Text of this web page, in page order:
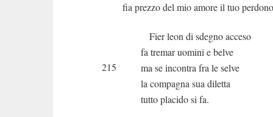
fia prezzo del mio amore il tuo
Fier leon di sdegno acceso
fa tremar uomini e belve
215
ma se incontra fra le selve
la compagna sua diletta
tutto placido si fa.